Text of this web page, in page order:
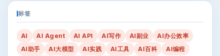
标签
AI AI Agent AI API AI写作 AI副业
AI办公效率
AI助手
AI大模型 AI实践 AI工具 AI百科
AI编程